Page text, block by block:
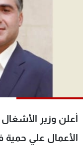
أعلن وزير
الأعمال علي حمية
جدول البرامج
شاهد البرامج